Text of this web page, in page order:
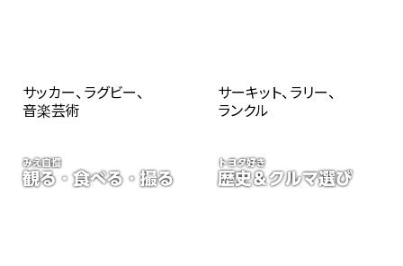
サッカー、ラグビー、
音楽芸術
サーキット、ラリー、
ランクル